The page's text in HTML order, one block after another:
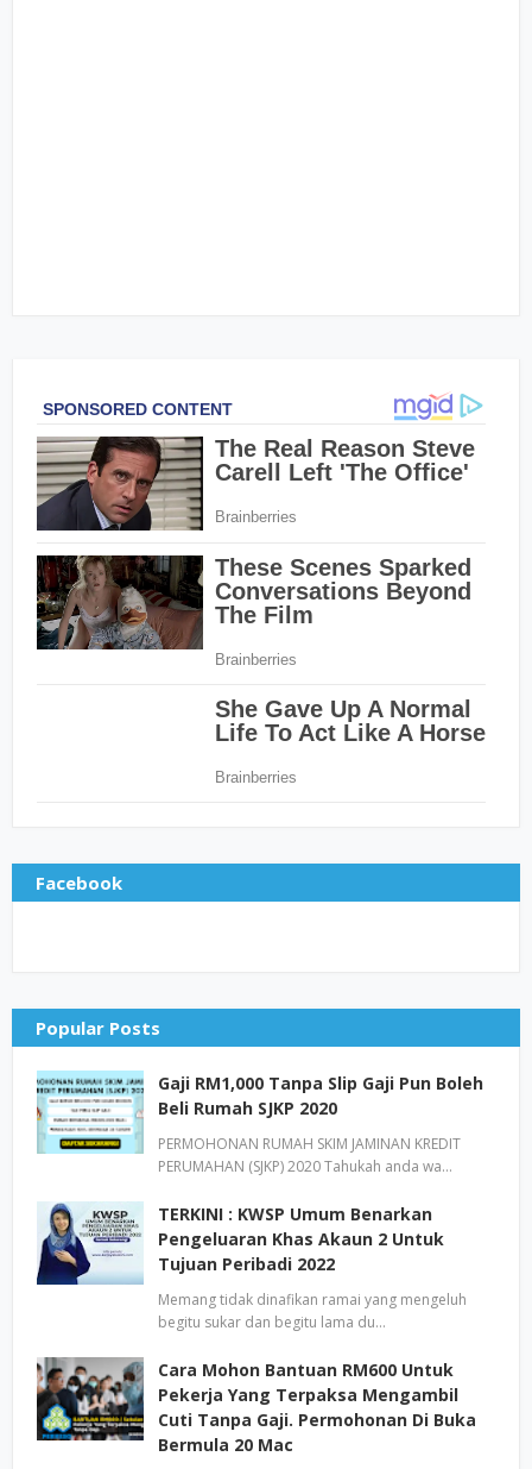
Facebook
Popular Posts
Gaji RM1,000 Tanpa Slip Gaji Pun Boleh
Beli Rumah SJKP 2020
PERMOHONAN RUMAH SKIM JAMINAN KREDIT
PERUMAHAN (SJKP) 2020 Tahukah anda wa…
TERKINI : KWSP Umum Benarkan
Pengeluaran Khas Akaun 2 Untuk
Tujuan Peribadi 2022
Memang tidak dinafikan ramai yang mengeluh
begitu sukar dan begitu lama du…
Cara Mohon Bantuan RM600 Untuk
Pekerja Yang Terpaksa Mengambil
Cuti Tanpa Gaji. Permohonan Di Buka
Bermula 20 Mac